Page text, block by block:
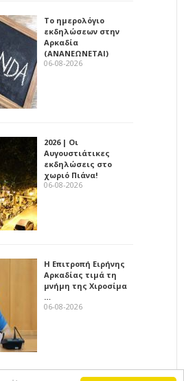
Το ημερολόγιο
εκδηλώσεων στην
Αρκαδία
(ΑΝΑΝΕΩΝΕΤΑΙ)
06-08-2026
2026 | Οι
Αυγουστιάτικες
εκδηλώσεις στο
χωριό Πιάνα!
06-08-2026
Η Επιτροπή Ειρήνης
Αρκαδίας τιμά τη
μνήμη της Χιροσίμα
…
06-08-2026